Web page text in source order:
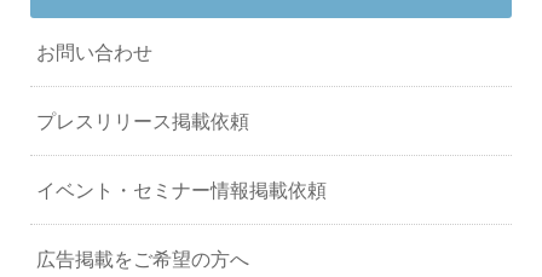
お問い合わせ
プレスリリース掲載依頼
イベント・セミナー情報掲載依頼
広告掲載をご希望の方へ